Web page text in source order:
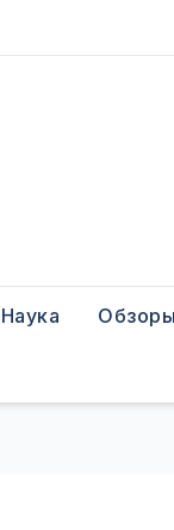
Наука Обзоры